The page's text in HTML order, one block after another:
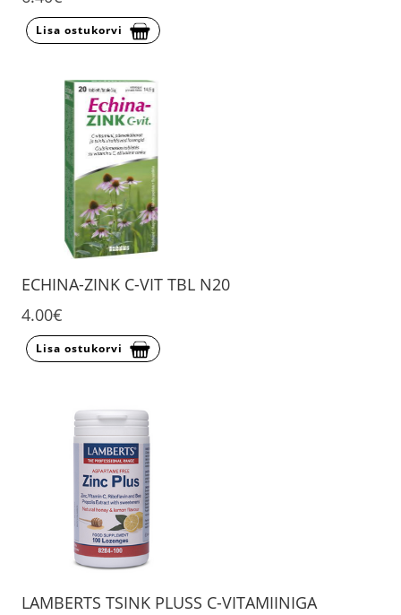
Lisa ostukorvi
ECHINA-ZINK C-VIT TBL N20
4.00€
Lisa ostukorvi
LAMBERTS TSINK PLUSS C-VITAMIINIGA